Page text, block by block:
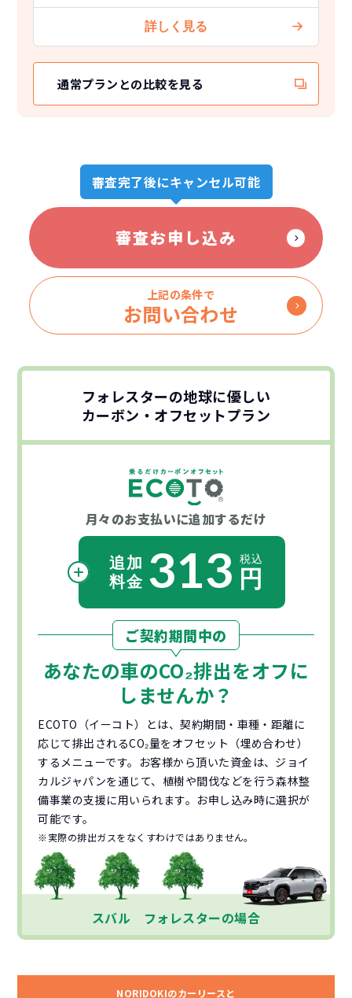
通常プランとの比較を見る
審査完了後にキャンセル可能
審査お申し込み
上記の条件で
お問い合わせ
フォレスターの地球に優しい
カーボン・オフセットプラン
月々のお支払いに追加するだけ
313
ご契約期間中の
あなたの車のCO₂排出をオフに
しませんか？
ECOTO（イーコト）とは、契約期間・車種・距離に
応じて排出されるCO₂量をオフセット（埋め合わせ）
するメニューです。お客様から頂いた資金は、ジョイ
カルジャパンを通じて、植樹や間伐などを行う森林整
備事業の支援に用いられます。お申し込み時に選択が
可能です。
※実際の排出ガスをなくすわけではありません。
スバル フォレスターの場合
NORIDOKIのカーリースと